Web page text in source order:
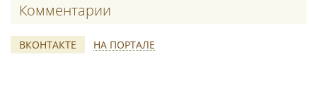
Комментарии
ВКОНТАКТЕ НА ПОРТАЛЕ